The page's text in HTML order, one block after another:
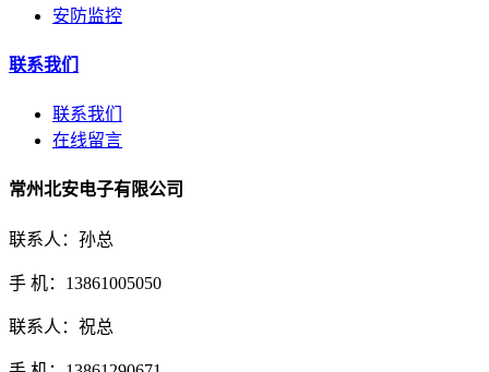
安防监控
联系我们
联系我们
在线留言
常州北安电子有限公司
联系人：孙总
手 机：13861005050
联系人：祝总